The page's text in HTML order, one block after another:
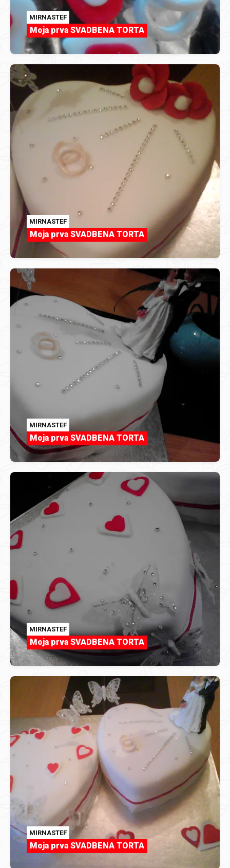
MIRNASTEF
Moja prva SVADBENA TORTA
MIRNASTEF
Moja prva SVADBENA TORTA
MIRNASTEF
Moja prva SVADBENA TORTA
MIRNASTEF
Moja prva SVADBENA TORTA
MIRNASTEF
Moja prva SVADBENA TORTA